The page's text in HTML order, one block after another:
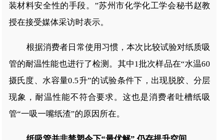
装材料安全性的手段。”苏州市化学化工学会秘书赵教
授在接受媒体采访时表示。
根据消费者日常使用习惯，本次比较试验对纸质吸
管的耐温性能也进行了检测。其中1批次样品在“水温60
摄氏度、水容量0.5升”的试验条件下，出现脱胶、分层
现象，耐温性能不符合要求。这也是消费者吐槽纸吸
管“一吸一嘴纸渣”的原因所在。